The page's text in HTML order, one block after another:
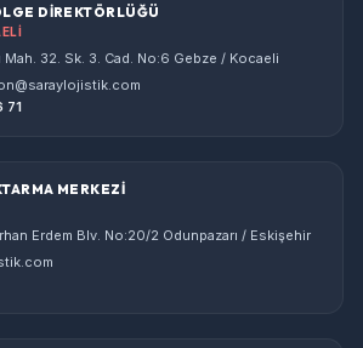
DİREKTÖRLÜĞÜ
Mah. 32. Sk. 3. Cad. No:6 Gebze / Kocaeli
71
MERKEZİ
Erdem Blv. No:20/2 Odunpazarı / Eskişehir